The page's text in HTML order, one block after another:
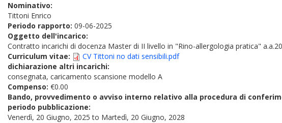
Nominativo:
Tittoni Enrico
Periodo rapporto: 09-06-2025
Oggetto dell'incarico:
Contratto incarichi di docenza Master di II livello in "Rino-allergologia pratica"
Curriculum vitae:
CV Tittoni no dati sensibili.pdf
dichiarazione altri incarichi:
consegnata, caricamento scansione modello A
Compenso: €0.00
Bando, provvedimento o avviso interno relativo alla procedura di
periodo pubblicazione:
Venerdì, 20 Giugno, 2025 to Martedì, 20 Giugno, 2028